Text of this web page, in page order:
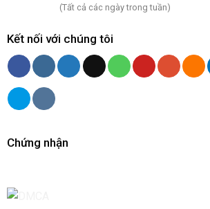
(Tất cả các ngày trong tuần)
Kết nối với chúng tôi
Chứng nhận